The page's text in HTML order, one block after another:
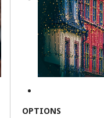
OPTIONS